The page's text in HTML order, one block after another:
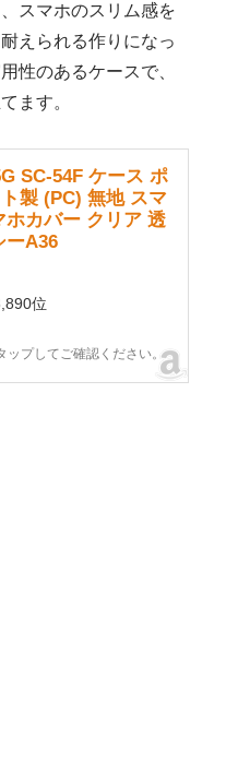
スマホのスリム感を
えられる作りになっ
性のあるケースで、
ます。
SC-54F ケース ポ
製 (PC) 無地 スマ
ホカバー クリア 透
ーA36
位
ップしてご確認ください。